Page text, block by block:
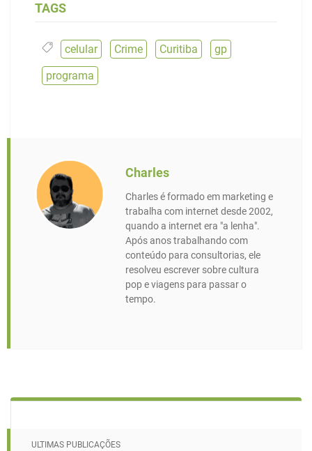
TAGS
celular Crime Curitiba gp
programa
Charles
Charles é formado em marketing e
trabalha com internet desde 2002,
quando a internet era "a lenha".
Após anos trabalhando com
conteúdo para consultorias, ele
resolveu escrever sobre cultura
pop e viagens para passar o
tempo.
ULTIMAS PUBLICAÇÕES